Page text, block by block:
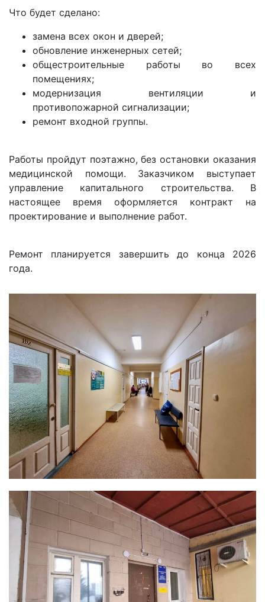
Что будет сделано:
замена всех окон и дверей;
обновление инженерных сетей;
общестроительные работы во всех
помещениях;
модернизация вентиляции и
противопожарной сигнализации;
ремонт входной группы.
Работы пройдут поэтажно, без остановки оказания
медицинской помощи. Заказчиком выступает
управление капитального строительства. В
настоящее время оформляется контракт на
проектирование и выполнение работ.
Ремонт планируется завершить до конца 2026
года.